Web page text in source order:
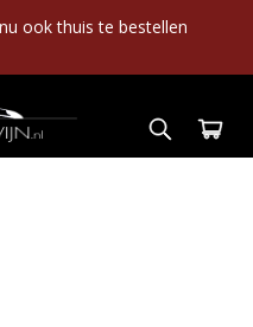
nu ook thuis te bestellen